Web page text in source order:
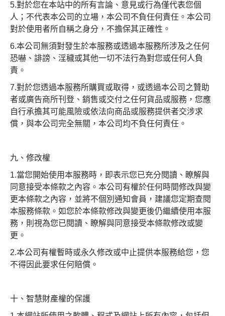
5.對於您在本站中的所有言論、意見或行為僅代表您個
人；不代表本公司的立場，本公司不負任何責任。本公司
對於使用者所自稱之身分，不擔保其正確性。
6.本公司無須對發生於本服務或透過本服務所涉及之任何
恐嚇、誹謗、淫穢或其他一切不法行為對您或任何人負
責。
7.對於您透過本服務所購買或取得，或透過本公司之贊助
者或廣告商所刊登、銷售或交付之任何貨品或服務，您應
自行承擔其可能風險或依法向商品或服務提供者交涉求
償，與本公司完全無關，本公司均不負任何責任。
九、修改權
1.當您開始使用本服務時，即表示您已充分閱讀、瞭解與
同意接受本條款之內容。本公司有權於任何時間修改與變
更本條款之內容，並將不個別通知會員，建議您定期查閱
本服務條款。如您於本條款修改與變更後仍繼續使用本服
務，則視為您已閱讀、瞭解與同意接受本條款修改或變
更。
2.本公司有權暫時或永久修改或中止提供本服務給您，您
不得因此要求任何賠償。
十、智慧財產權的保護